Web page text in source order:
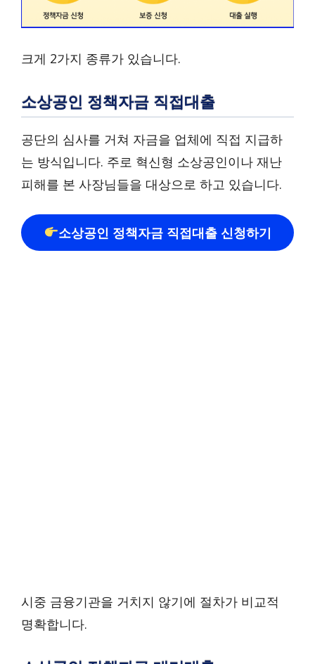
크게 2가지 종류가 있습니다.
소상공인 정책자금 직접대출
공단의 심사를 거쳐 자금을 업체에 직접 지급하
는 방식입니다. 주로 혁신형 소상공인이나 재난
피해를 본 사장님들을 대상으로 하고 있습니다.
소상공인 정책자금 직접대출 신청하기
시중 금융기관을 거치지 않기에 절차가 비교적
명확합니다.